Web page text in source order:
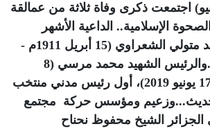
اجتمعت ذكرى وفاة ثلاثة من عمالقة
الإسلامية.. الداعية الأشهر
فضيلة الشيخ محمد متولي الشعراوي (15 أبريل 1911م -
17 يونيو 1998م ) ..والرئيس الشهيد محمد مرسي (8
أغسطس 1951 – 17 يونيو 2019)، أول رئيس مدني منتخب
ومؤسس حركة مجتمع
الشيخ محفوظ نحناح